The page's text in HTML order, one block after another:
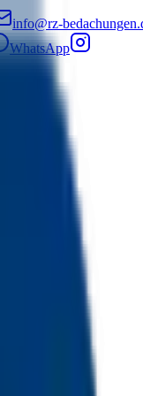
info@rz-
WhatsApp